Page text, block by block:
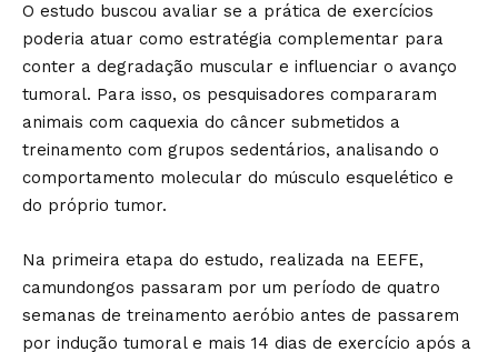
O estudo buscou avaliar se a prática de exercícios
poderia atuar como estratégia complementar para
conter a degradação muscular e influenciar o avanço
tumoral. Para isso, os pesquisadores compararam
animais com caquexia do câncer submetidos a
treinamento com grupos sedentários, analisando o
comportamento molecular do músculo esquelético e
do próprio tumor.
Na primeira etapa do estudo, realizada na EEFE,
camundongos passaram por um período de quatro
semanas de treinamento aeróbio antes de passarem
por indução tumoral e mais 14 dias de exercício após a